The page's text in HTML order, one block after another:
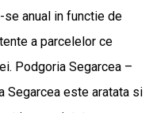
anual in functie de
a parcelelor ce
Podgoria Segarcea –
Segarcea este aratata si